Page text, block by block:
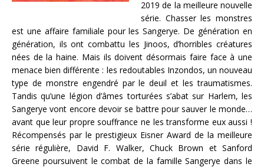
2019 de la meilleure nouvelle
série. Chasser les monstres
est une affaire familiale pour les Sangerye. De génération en
génération, ils ont combattu les Jinoos, d’horribles créatures
nées de la haine. Mais ils doivent désormais faire face à une
menace bien différente : les redoutables Inzondos, un nouveau
type de monstre engendré par le deuil et les traumatismes.
Tandis qu’une légion d’âmes torturées s’abat sur Harlem, les
Sangerye vont encore devoir se battre pour sauver le monde…
avant que leur propre souffrance ne les transforme eux aussi !
Récompensés par le prestigieux Eisner Award de la meilleure
série régulière, David F. Walker, Chuck Brown et Sanford
Greene poursuivent le combat de la famille Sangerye dans le